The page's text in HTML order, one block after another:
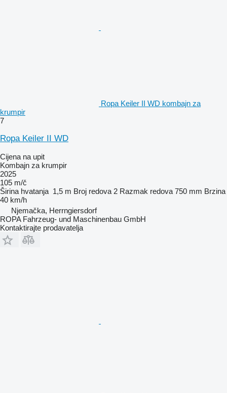
Ropa Keiler II WD kombajn za
krumpir
7
Ropa Keiler II WD
Cijena na upit
Kombajn za krumpir
2025
105 m/č
Širina hvatanja 1,5 m Broj redova 2 Razmak redova 750 mm Brzina
40 km/h
Njemačka, Herrngiersdorf
ROPA Fahrzeug- und Maschinenbau GmbH
Kontaktirajte prodavatelja